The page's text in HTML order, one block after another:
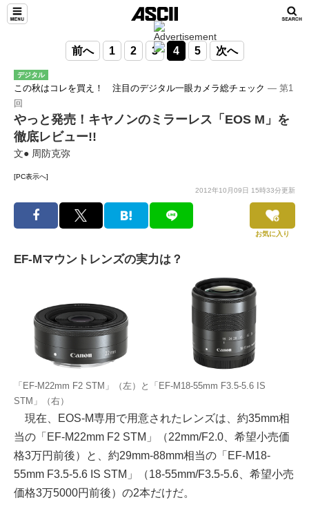
前へ 1 2 3 4 5 次へ
デジタル
この秋はコレを買え！ 注目のデジタル一眼カメラ総チェック ― 第1
回
やっと発売！キヤノンのミラーレス「EOS M」を
徹底レビュー!!
文● 周防克弥
[PC表示へ]
2012年10月09日 15時33分更新
お気に入り
EF-Mマウントレンズの実力は？
「EF-M22mm F2 STM」（左）と「EF-M18-55mm F3.5-5.6 IS
STM」（右）
現在、EOS-M専用で用意されたレンズは、約35mm相
当の「EF-M22mm F2 STM」（22mm/F2.0、希望小売価
格3万円前後）と、約29mm-88mm相当の「EF-M18-
55mm F3.5-5.6 IS STM」（18-55mm/F3.5-5.6、希望小売
価格3万5000円前後）の2本だけだ。